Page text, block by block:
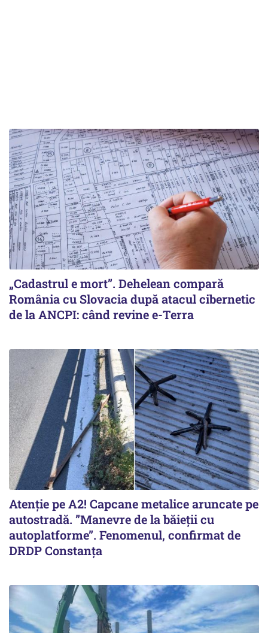
„Cadastrul e mort”. Dehelean compară
România cu Slovacia după atacul cibernetic
de la ANCPI: când revine e-Terra
Atenție pe A2! Capcane metalice aruncate pe
autostradă. ”Manevre de la băieții cu
autoplatforme”. Fenomenul, confirmat de
DRDP Constanța